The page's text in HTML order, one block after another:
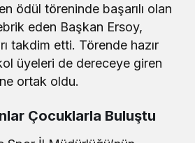
ödül töreninde başarılı olan
eden Başkan Ersoy,
takdim etti. Törende hazır
üyeleri de dereceye giren
ortak oldu.
Çocuklarla Buluştu